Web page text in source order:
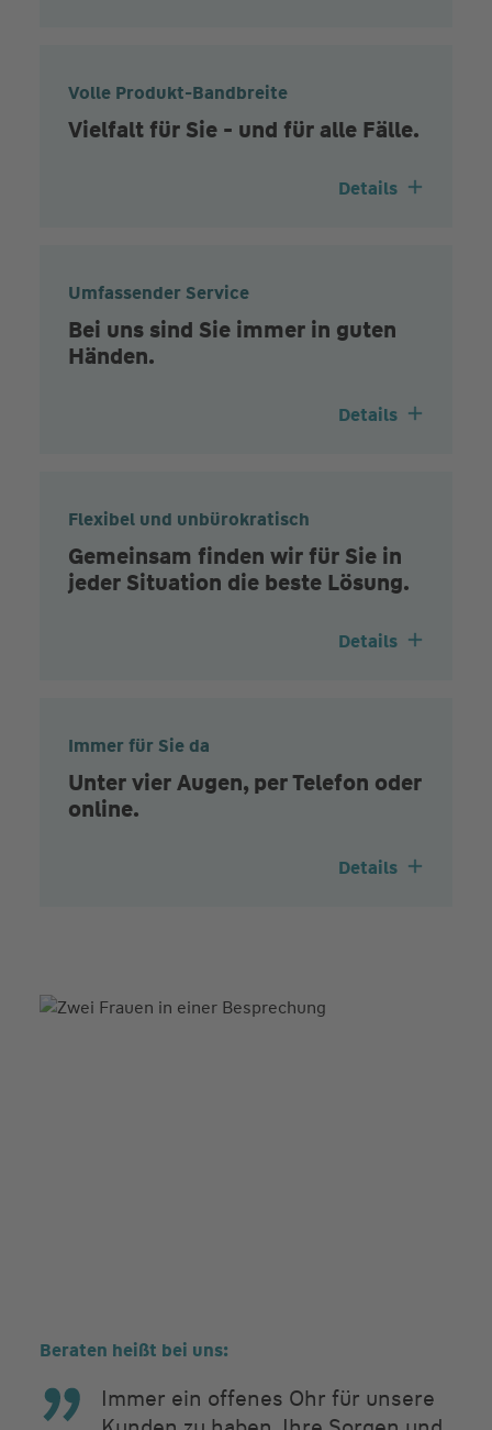
Volle Produkt-Bandbreite
Vielfalt für Sie - und für alle Fälle.
Details
Umfassender Service
Bei uns sind Sie immer in guten
Händen.
Details
Flexibel und unbürokratisch
Gemeinsam finden wir für Sie in
jeder Situation die beste Lösung.
Details
Immer für Sie da
Unter vier Augen, per Telefon oder
online.
Details
Beraten heißt bei uns:
Immer ein offenes Ohr für unsere